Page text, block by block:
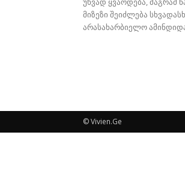
მიზეზი შეიძლება
არასახარბიელო
© Vivien.Ge